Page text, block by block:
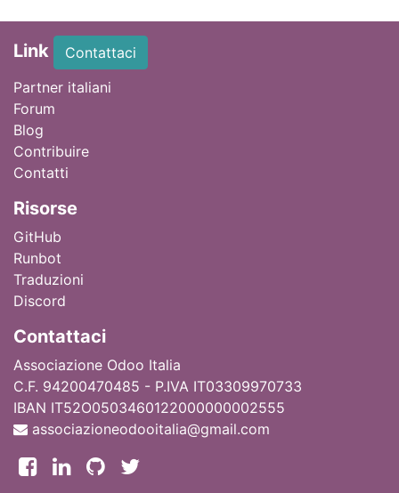
Link
Contattaci
Partner italiani
Forum
Blog
Contribuire
Contatti
Risorse
GitHub
Runbot
Traduzioni
Discord
Contattaci
Associazione Odoo Italia
C.F. 94200470485 - P.IVA IT03309970733
IBAN IT52O0503460122000000002555
associazioneodooitalia@gmail.com